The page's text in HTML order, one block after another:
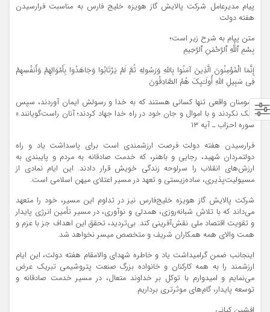
پیام مدیرعامل شرکت پالایش گاز هویزه خلیج فارس به مناسبت فرارسیدن
هفته دولت
متن پیام به شرح زیر است؛
بِسْمِ ٱللَّٰهِ ٱلرَّحْمٰنِ ٱلرَّحِیمِ
إِنَّمَا الْمُوْمِنُونَ الَّذِینَ آمَنُوا بِاللَّهِ وَرَسُولِهِ ثُمَّ لَمْ یَرْتَابُوا وَجَاهَدُوا بِأَمْوَالِهِمْ وَأَنفُسِهِمْ
فِی سَبِیلِ اللَّهِ أُولَـٰیِکَ هُمُ الصَّادِقُونَ
«مومنان واقعی تنها کسانی هستند که به خدا و رسولش ایمان آوردند، سپس
شک نکردند و با اموال و جان خود در راه خدا جهاد کردند؛ آنان راست‌گویانند.»
سوره احزاب ـ آیه ۱۳
فرارسیدن هفته دولت فرصت ارزشمندی است برای پاسداشت یاد و راه
دولتمردان شهید، رجایی و باهنر، که خدمت صادقانه به مردم و پایبندی به
ارزش‌های انقلاب را سرلوحه زندگی خویش قرار دادند. این ایام نمادی از
مسیولیت‌پذیری، ساده‌زیستی و تعهد در مسیر اعتلای میهن اسلامی است.
شرکت پالایش گاز هویزه خلیج‌فارس نیز در تداوم این مسیر، خود را متعهد
می‌داند که با تلاش شبانه‌روزی، همدلی و نوآوری، در مسیر تأمین انرژی پایدار
و تقویت اقتصاد ملی نقش‌آفرینی کند. بی‌تردید، تحقق این اهداف جز با عزم و
همت والای همه همکاران شریف و متخصص میسر نخواهد شد.
اینجانب ضمن گرامیداشت یاد و خاطره شهدای والامقام هفته دولت، این ایام
ارزشمند را به همه کارکنان و خانواده بزرگ صنعت پتروشیمی تبریک عرض
می‌نمایم و امیدوارم با توکل بر خداوند متعال، در مسیر خدمت صادقانه و
توسعه پایدار، گام‌های موثرتری برداریم.